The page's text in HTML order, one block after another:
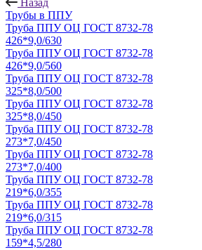
Назад
Трубы в ППУ
Труба ППУ ОЦ ГОСТ 8732-78
426*9,0/630
Труба ППУ ОЦ ГОСТ 8732-78
426*9,0/560
Труба ППУ ОЦ ГОСТ 8732-78
325*8,0/500
Труба ППУ ОЦ ГОСТ 8732-78
325*8,0/450
Труба ППУ ОЦ ГОСТ 8732-78
273*7,0/450
Труба ППУ ОЦ ГОСТ 8732-78
273*7,0/400
Труба ППУ ОЦ ГОСТ 8732-78
219*6,0/355
Труба ППУ ОЦ ГОСТ 8732-78
219*6,0/315
Труба ППУ ОЦ ГОСТ 8732-78
159*4,5/280